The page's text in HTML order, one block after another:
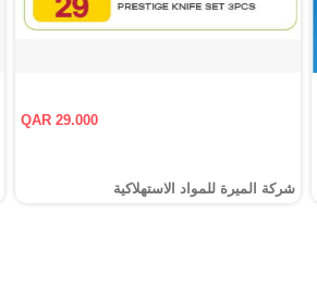
QAR 29.000
شركة الميرة للمواد الاستهلاكية